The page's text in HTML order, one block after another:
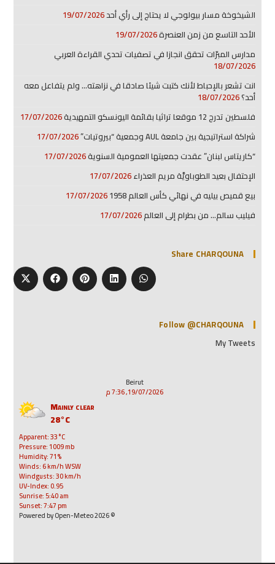
الشيخوخة مسار بيولوجي لا يحتاج إلى رأي أحد19/07/2026
الأحد التاسع من زمن العنصرة19/07/2026
مدارس المبرّات تحقق انجازا في تصفيات تحدي القراءة العربي
18/07/2026
انت تشعر بالإحباط لأنك كتبت شيئا صادقا في نزاهته… ولم يتفاعل معه
أحد؟18/07/2026
فلسطين تدرج 12 موقعا تراثيا بقائمة اليونسكو التمهيدية
17/07/2026
شراكة استراتيجية بين جامعة AUL وجمعية “بيروتيات”
17/07/2026
“كاريتاس لبنان” عقدت جمعيتها العمومية السنوية17/07/2026
الإحتفال بعيد الطوباويَّة مريم العذراء17/07/2026
بيع قميص بيليه في نهائي كأس العالم 1958
17/07/2026
فيليب سالم… من بطرام إلى العالم17/07/2026
Share CHARQOUNA
Follow @CHARQOUNA
My Tweets
Beirut
19/07/2026, 7:36 م
Mainly clear
28°C
Apparent: 33°C
Pressure: 1009 mb
Humidity: 71%
Winds: 6 km/h WSW
Windgusts: 30 km/h
UV-Index: 0.95
Sunrise: 5:40 am
Sunset: 7:47 pm
© 2026 Powered by Open-Meteo